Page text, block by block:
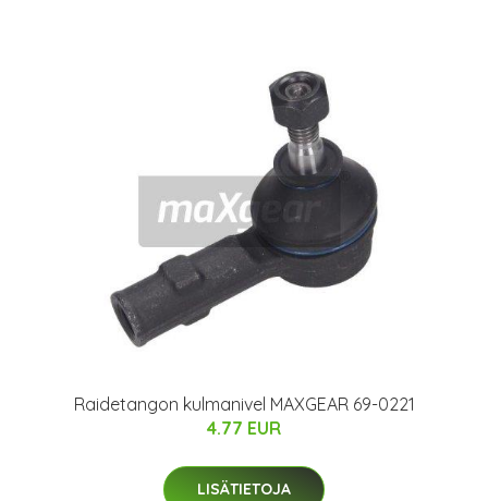
Raidetangon kulmanivel MAXGEAR 69-0221
4.77 EUR
LISÄTIETOJA